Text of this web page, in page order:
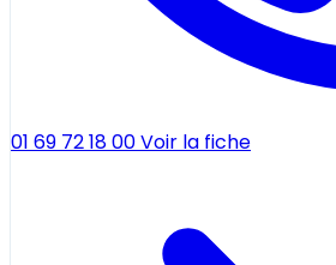
01 69 72 18 00Voir la fiche